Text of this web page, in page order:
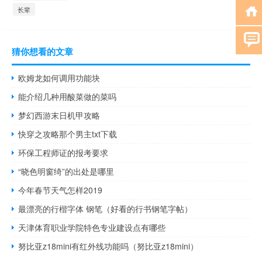
长辈
猜你想看的文章
欧姆龙如何调用功能块
能介绍几种用酸菜做的菜吗
梦幻西游末日机甲攻略
快穿之攻略那个男主txt下载
环保工程师证的报考要求
“晓色明窗绮”的出处是哪里
今年春节天气怎样2019
最漂亮的行楷字体 钢笔（好看的行书钢笔字帖）
天津体育职业学院特色专业建设点有哪些
努比亚z18mini有红外线功能吗（努比亚z18mini）